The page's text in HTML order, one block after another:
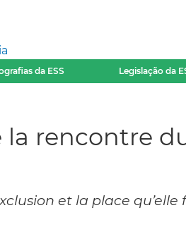
da ESS Legislação da
rencontre
et la place qu’elle